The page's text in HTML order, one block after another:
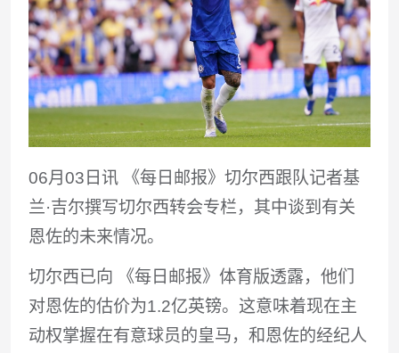
06月03日讯 《每日邮报》切尔西跟队记者基
兰·吉尔撰写切尔西转会专栏，其中谈到有关
恩佐的未来情况。
切尔西已向 《每日邮报》体育版透露，他们
对恩佐的估价为1.2亿英镑。这意味着现在主
动权掌握在有意球员的皇马，和恩佐的经纪人